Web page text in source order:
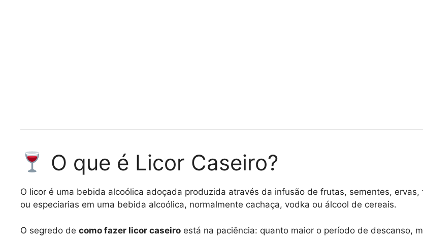
O que é Licor Caseiro?
O licor é uma bebida alcoólica adoçada produzida através da infusão de frutas, sementes, ervas,
ou especiarias em uma bebida alcoólica, normalmente cachaça, vodka ou álcool de cereais.
O segredo de como fazer licor caseiro está na paciência: quanto maior o período de descanso,